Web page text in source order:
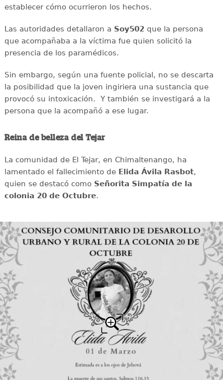
establecer cómo ocurrieron los hechos.
Las autoridades detallaron a Soy502que la persona
que acompañaba a la víctima fue quien solicitó la
presencia de los paramédicos.
Sin embargo, según una fuente policial, no se descarta
la posibilidad que la joven ingiriera una sustancia que
provocó su intoxicación. Y también se investigará a la
persona que la acompañó a ese lugar.
Reina de belleza del Tejar
La comunidad de El Tejar, en Chimaltenango, ha
lamentado el fallecimiento de Elida Ávila Rasbot,
quien se destacó como Señorita Simpatía de la
colonia 20 de Octubre.